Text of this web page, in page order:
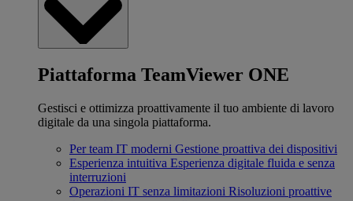
Piattaforma TeamViewer ONE
Gestisci e ottimizza proattivamente il tuo ambiente di lavoro
digitale da una singola piattaforma.
Per team IT moderni Gestione proattiva dei dispositivi
Esperienza intuitiva Esperienza digitale fluida e senza
interruzioni
Operazioni IT senza limitazioni Risoluzioni proattive